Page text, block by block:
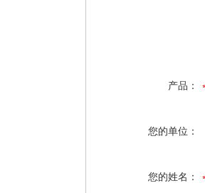
产品：
您的单位：
您的姓名：